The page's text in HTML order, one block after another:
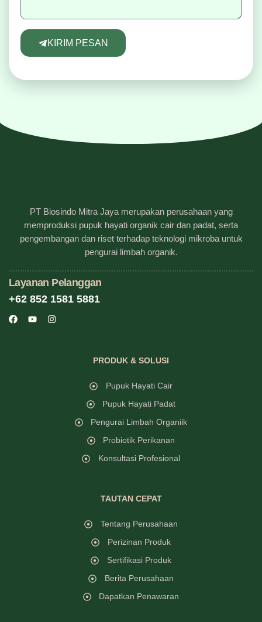
KIRIM PESAN
PT Biosindo Mitra Jaya merupakan perusahaan yang
memproduksi pupuk hayati organik cair dan padat, serta
pengembangan dan riset terhadap teknologi mikroba untuk
pengurai limbah organik.
Layanan Pelanggan
+62 852 1581 5881
PRODUK & SOLUSI
Pupuk Hayati Cair
Pupuk Hayati Padat
Pengurai Limbah Organiik
Probiotik Perikanan
Konsultasi Profesional
TAUTAN CEPAT
Tentang Perusahaan
Perizinan Produk
Sertifikasi Produk
Berita Perusahaan
Dapatkan Penawaran